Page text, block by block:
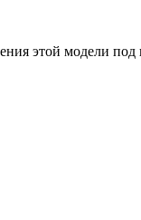
этой модели